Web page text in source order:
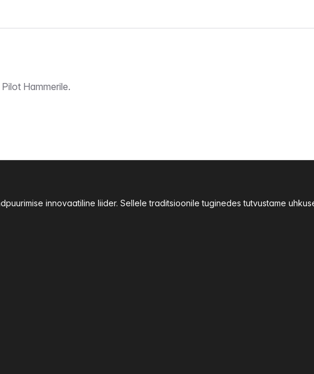
Hammerile.
innovaatiline liider. Sellele traditsioonile tuginedes tutvustame